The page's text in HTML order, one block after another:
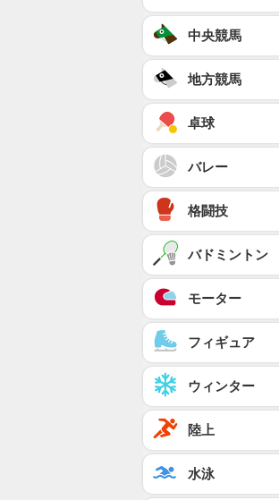
中央競馬
地方競馬
卓球
バレー
格闘技
バドミントン
モーター
フィギュア
ウィンター
陸上
水泳